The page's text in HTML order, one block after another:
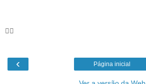
🦸‍♀️
‹ Página inicial